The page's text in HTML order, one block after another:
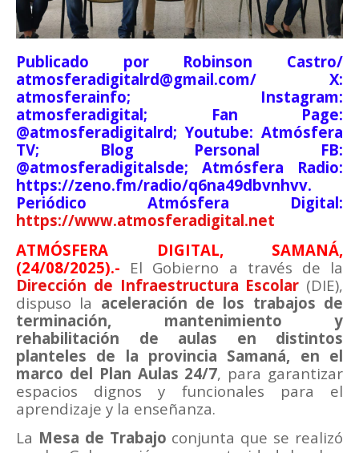
Publicado por Robinson Castro/
atmosferadigitalrd@gmail.com/ X:
atmosferainfo; Instagram:
atmosferadigital; Fan Page:
@atmosferadigitalrd; Youtube: Atmósfera
TV; Blog Personal FB:
@atmosferadigitalsde; Atmósfera Radio:
https://zeno.fm/radio/q6na49dbvnhvv.
Periódico Atmósfera Digital:
https://www.atmosferadigital.net
ATMÓSFERA DIGITAL, SAMANÁ,
(24/08/2025).- El Gobierno a través de la
Dirección de Infraestructura Escolar (DIE),
dispuso la aceleración de los trabajos de
terminación, mantenimiento y
rehabilitación de aulas en distintos
planteles de la provincia Samaná, en el
marco del Plan Aulas 24/7, para garantizar
espacios dignos y funcionales para el
aprendizaje y la enseñanza.
La Mesa de Trabajo conjunta que se realizó